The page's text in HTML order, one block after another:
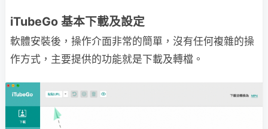
iTubeGo 基本下載及設定
軟體安裝後，操作介面非常的簡單，沒有任何複雜的操
作方式，主要提供的功能就是下載及轉檔。